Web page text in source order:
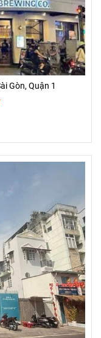
Gòn, Quận 1